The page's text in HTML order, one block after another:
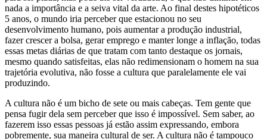
nada a importância e a seiva vital da arte. Ao final destes hipotéticos
5 anos, o mundo iria perceber que estacionou no seu
desenvolvimento humano, pois aumentar a produção industrial,
fazer crescer a bolsa, gerar emprego e manter longe a inflação, todas
essas metas diárias de que tratam com tanto destaque os jornais,
mesmo quando satisfeitas, elas não redimensionam o homem na sua
trajetória evolutiva, não fosse a cultura que paralelamente ele vai
produzindo.
A cultura não é um bicho de sete ou mais cabeças. Tem gente que
pensa fugir dela sem perceber que isso é impossível. Sem saber, ao
fazerem isso essas pessoas já estão assim expressando, embora
pobremente, sua maneira cultural de ser. A cultura não é tampouco